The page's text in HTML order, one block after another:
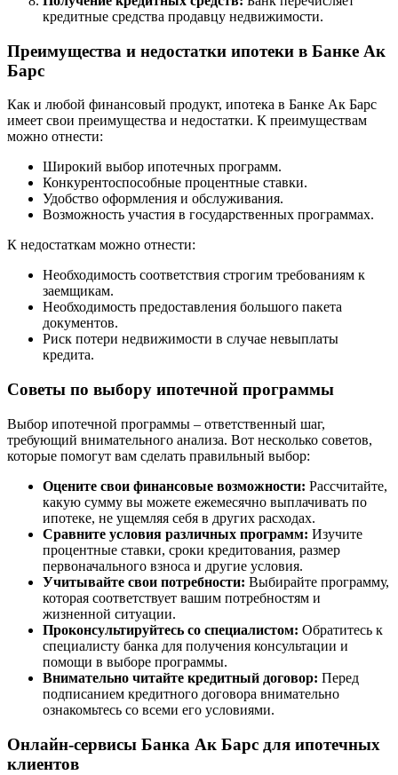
кредитные средства продавцу недвижимости.
Преимущества и недостатки ипотеки в Банке Ак
Барс
Как и любой финансовый продукт, ипотека в Банке Ак Барс
имеет свои преимущества и недостатки. К преимуществам
можно отнести:
Широкий выбор ипотечных программ.
Конкурентоспособные процентные ставки.
Удобство оформления и обслуживания.
Возможность участия в государственных программах.
К недостаткам можно отнести:
Необходимость соответствия строгим требованиям к
заемщикам.
Необходимость предоставления большого пакета
документов.
Риск потери недвижимости в случае невыплаты
кредита.
Советы по выбору ипотечной программы
Выбор ипотечной программы – ответственный шаг,
требующий внимательного анализа. Вот несколько советов,
которые помогут вам сделать правильный выбор:
Оцените свои финансовые возможности: Рассчитайте,
какую сумму вы можете ежемесячно выплачивать по
ипотеке, не ущемляя себя в других расходах.
Сравните условия различных программ: Изучите
процентные ставки, сроки кредитования, размер
первоначального взноса и другие условия.
Учитывайте свои потребности: Выбирайте программу,
которая соответствует вашим потребностям и
жизненной ситуации.
Проконсультируйтесь со специалистом: Обратитесь к
специалисту банка для получения консультации и
помощи в выборе программы.
Внимательно читайте кредитный договор: Перед
подписанием кредитного договора внимательно
ознакомьтесь со всеми его условиями.
Онлайн-сервисы Банка Ак Барс для ипотечных
клиентов